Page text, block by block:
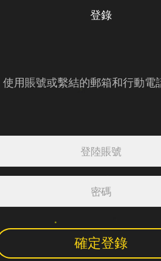
登錄
使用賬號或繫結的郵箱和行動電
確定登錄